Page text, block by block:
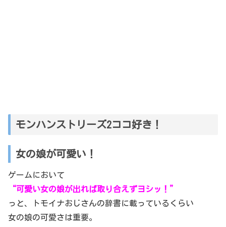
モンハンストリーズ2ココ好き！
女の娘が可愛い！
ゲームにおいて
“可愛い女の娘が出れば取り合えずヨシッ！”
っと、トモイナおじさんの辞書に載っているくらい
女の娘の可愛さは重要。